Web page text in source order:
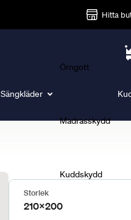
Hitta
Sängkläder
Örngott
Madrasskydd
Kuddskydd
Storlek
210x200